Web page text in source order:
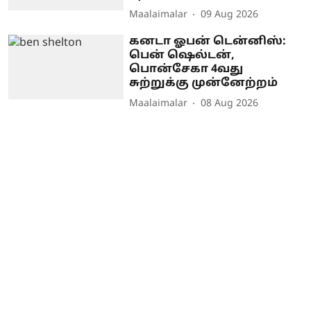
Maalaimalar 09 Aug 2026
கனடா ஓபன் டென்னிஸ்:
பென் ஷெல்டன்,
பொன்சேகா 4வது
சுற்றுக்கு முன்னேற்றம்
Maalaimalar 08 Aug 2026